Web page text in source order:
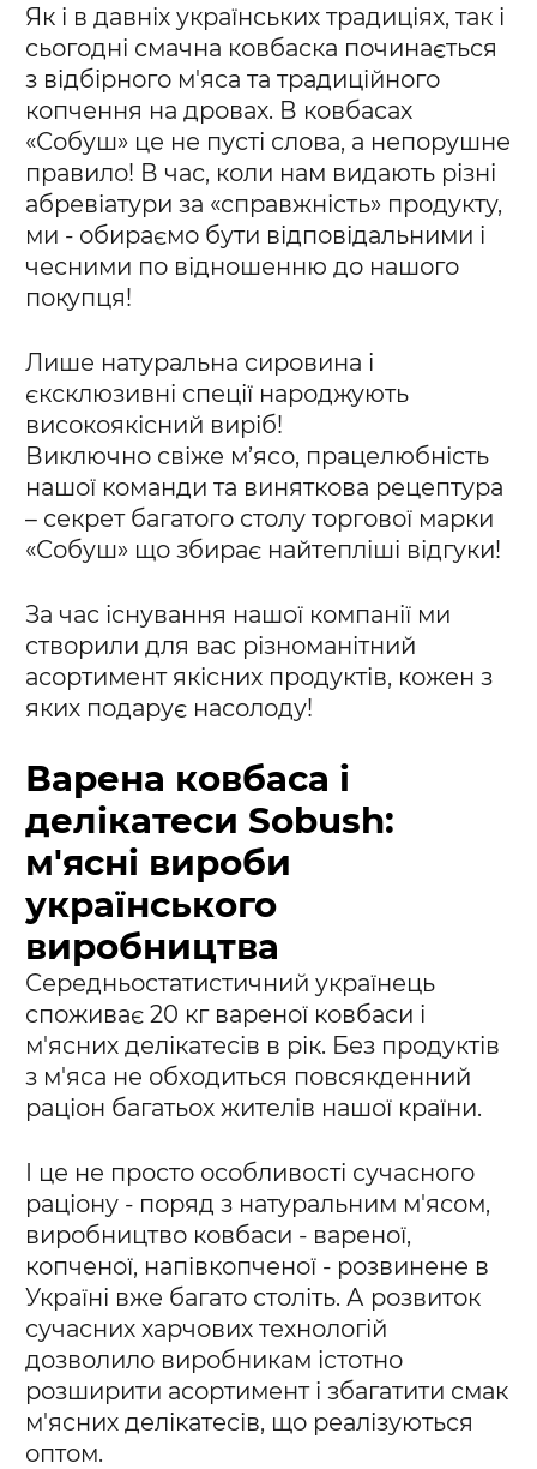
Як і в давніх українських традиціях, так і
сьогодні смачна ковбаска починається
з відбірного м'яса та традиційного
копчення на дровах. В ковбасах
«Собуш» це не пусті слова, а непорушне
правило! В час, коли нам видають різні
абревіатури за «справжність» продукту,
ми - обираємо бути відповідальними і
чесними по відношенню до нашого
покупця!
Лише натуральна сировина і
єксклюзивні спеції народжують
високоякісний виріб!
Виключно свіже м’ясо, працелюбність
нашої команди та виняткова рецептура
– секрет багатого столу торгової марки
«Собуш» що збирає найтепліші відгуки!
За час існування нашої компанії ми
створили для вас різноманітний
асортимент якісних продуктів, кожен з
яких подарує насолоду!
Варена ковбаса і
делікатеси Sobush:
м'ясні вироби
українського
виробництва
Середньостатистичний українець
споживає 20 кг вареної ковбаси і
м'ясних делікатесів в рік. Без продуктів
з м'яса не обходиться повсякденний
раціон багатьох жителів нашої країни.
І це не просто особливості сучасного
раціону - поряд з натуральним м'ясом,
виробництво ковбаси - вареної,
копченої, напівкопченої - розвинене в
Україні вже багато століть. А розвиток
сучасних харчових технологій
дозволило виробникам істотно
розширити асортимент і збагатити смак
м'ясних делікатесів, що реалізуються
оптом.